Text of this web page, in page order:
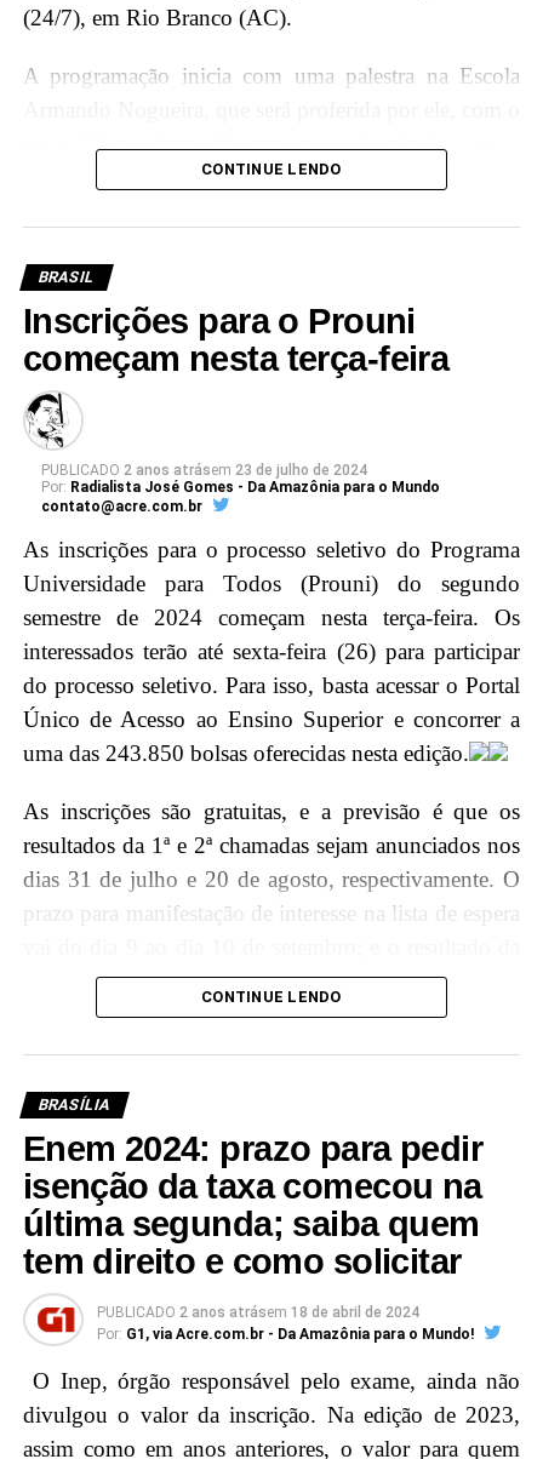
(24/7), em Rio Branco (AC).
A programação inicia com uma palestra na Escola
tema “Como fazer diferença para si próprio, para o
Brasil e para o mundo”, onde terá a oportunidade de
educação e cidadania.
Além disso, Luís Roberto Barroso participará de um
diálogo com magistradas e magistrados acreanos,
promovendo a troca de experiências e
conhecimentos, e fortalecendo os laços entre a mais
alta Corte do país e a magistratura acreana.
maior honraria da Justiça do Acre, a insígnia da
Ordem do Mérito Judiciário, durante a sessão solene
no Pleno, no Tribunal de Justiça do Acre (TJAC).
Instituída pela Resolução nº. 283/2022, essa distinção
é concedida por decisão unânime dos membros do
Conselho da Ordem do Mérito Judiciário acreano em
diferentes graus, reconhecendo assim a excelência e
relevância do trabalho do ministro para o Judiciário
brasileiro.
Agenda Ministro
11h – Sessão Solene de Outorga da Ordem do
CONTINUE LENDO
BRASIL
Inscrições para o Prouni
começam nesta terça-feira
PUBLICADO 2 anos atrásem 23 de julho de 2024
Por: Radialista José Gomes - Da Amazônia para o Mundo
contato@acre.com.br
As inscrições para o processo seletivo do Programa
Universidade para Todos (Prouni) do segundo
semestre de 2024 começam nesta terça-feira. Os
interessados terão até sexta-feira (26) para participar
do processo seletivo. Para isso, basta acessar o Portal
Único de Acesso ao Ensino Superior e concorrer a
uma das 243.850 bolsas oferecidas nesta edição.
As inscrições são gratuitas, e a previsão é que os
resultados da 1ª e 2ª chamadas sejam anunciados nos
dias 31 de julho e 20 de agosto, respectivamente. O
prazo para manifestação de interesse na lista de espera
lista de espera sairá em 13 de setembro.
“Para participar do processo seletivo, é
necessário que o candidato tenha
participado do Exame Nacional do Ensino
Médio (Enem) nas edições de 2022 ou
2023, obtendo nota mínima de 450 pontos
na média das cinco provas e nota acima de
zero na redação”, informa o Ministério da
Educação (MEC).
É também necessário que o candidato se enquadre
nos critérios socioeconômicos – incluindo renda
CONTINUE LENDO
BRASÍLIA
Enem 2024: prazo para pedir
isenção da taxa comecou na
última segunda; saiba quem
tem direito e como solicitar
PUBLICADO 2 anos atrásem 18 de abril de 2024
Por: G1, via Acre.com.br - Da Amazônia para o Mundo!
O Inep, órgão responsável pelo exame, ainda não
divulgou o valor da inscrição. Na edição de 2023,
assim como em anos anteriores, o valor para quem